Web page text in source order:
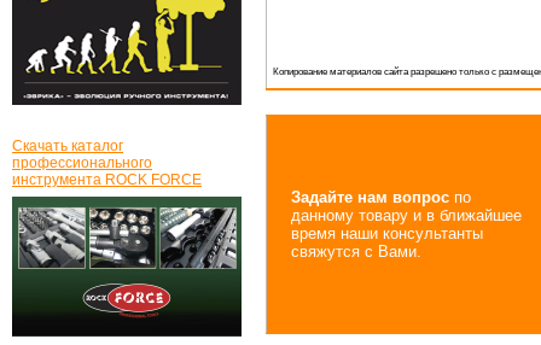
Копирование материалов сайта разрешено только с
Задайте нам вопрос по
данному товару и в ближайшее
время наши консультанты
свяжутся с Вами.
Скачать каталог
профессионального
инструмента ROCK FORCE